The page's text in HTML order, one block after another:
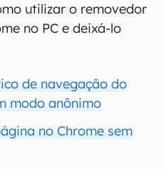
utilizar o removedor
no PC e deixá-lo
de navegação do
modo anônimo
no Chrome sem